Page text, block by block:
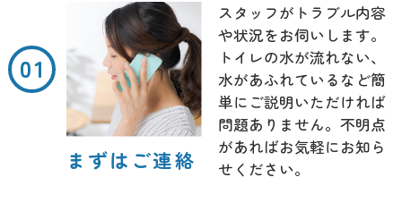
まずはご連絡
スタッフがトラブル内容
や状況をお伺いします。
トイレの水が流れない、
水があふれているなど簡
単にご説明いただければ
問題ありません。不明点
があればお気軽にお知ら
せください。